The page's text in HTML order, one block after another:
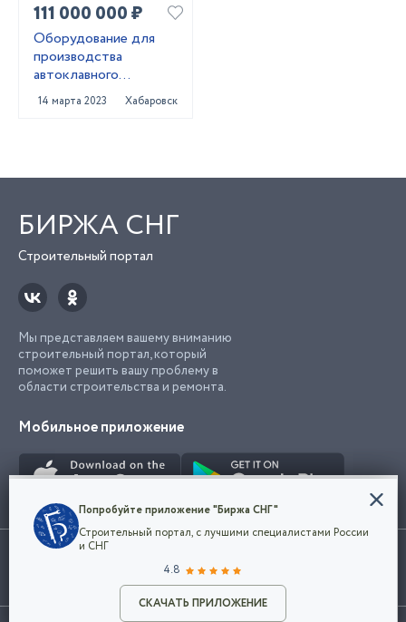
Разместить объявление
111 000 000 ₽
Оборудование для
производства
автоклавного
газобетона
14 марта 2023 Хабаровск
БИРЖА СНГ
Строительный портал
Мы представляем вашему вниманию
строительный портал, который
поможет решить вашу проблему в
области строительства и ремонта.
Мобильное приложение
Использование сайта, в том числе подача объявлений, означает
марки представленные на сайте являются собственностью их
Конфиденциальность
Мы используем файлы cookie, чтобы сделать
наш сайт удобным для каждого
Политикой конфиденциальности компании
и принимаете условия использования cookie.
Попробуйте приложение "Биржа СНГ"
Строительный портал, с лучшими специалистами России
и СНГ
4.8
СКАЧАТЬ ПРИЛОЖЕНИЕ